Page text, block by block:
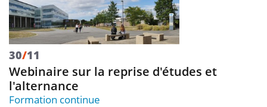
30/11
Webinaire sur la reprise d'études et
l'alternance
Formation continue